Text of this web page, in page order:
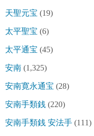
天聖元宝 (19)
太平聖宝 (6)
太平通宝 (45)
安南 (1,325)
安南寛永通宝 (28)
安南手類銭 (220)
安南手類銭 安法手 (111)